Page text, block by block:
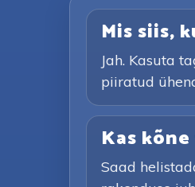
Mis siis,
Jah. Kasuta
piiratud
Kas
Saad